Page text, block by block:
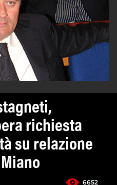
richiesta
su relazione
6652